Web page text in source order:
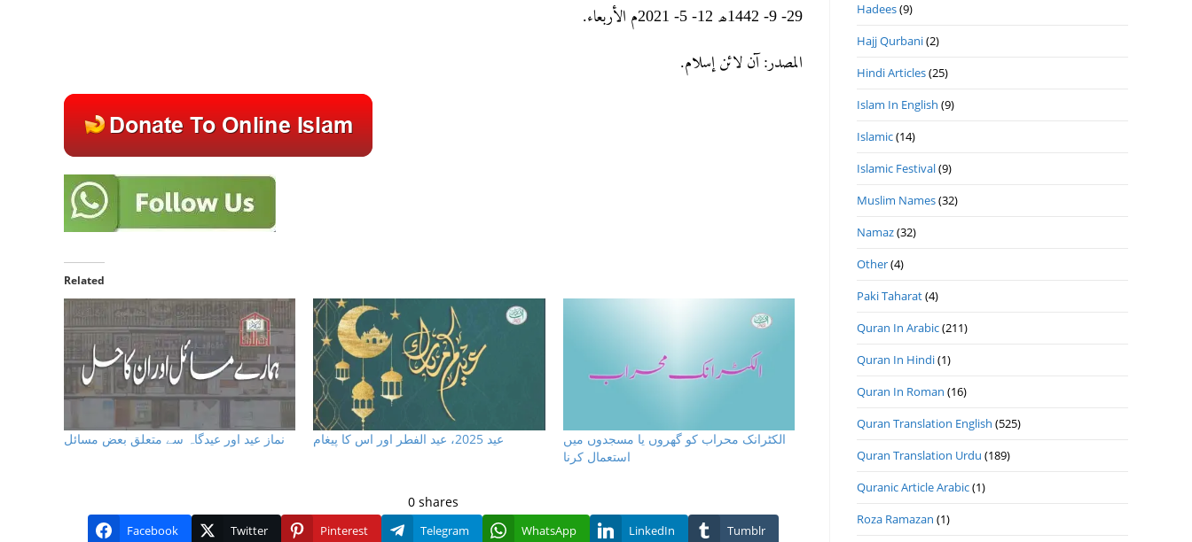
29- 9- 1442ھ 12- 5- 2021م الأربعاء.
المصدر: آن لائن إسلام.
Related
نماز عید اور عیدگاہ سے متعلق بعض مسائل عيد 2025، عيد الفطر اور اس كا پيغام
الکٹرانک محراب کو گھروں یا مسجدوں میں
استعمال کرنا
0 shares
Facebook Twitter Pinterest Telegram WhatsApp LinkedIn Tumblr
Hadees(9)
Hajj Qurbani(2)
Hindi Articles(25)
Islam In English (9)
Islamic(14)
Islamic Festival(9)
Muslim Names(32)
Namaz(32)
Other(4)
Paki Taharat(4)
Quran In Arabic(211)
Quran In Hindi(1)
Quran In Roman (16)
Quran Translation English (525)
Quran Translation Urdu (189)
Quranic Article Arabic(1)
Roza Ramazan (1)